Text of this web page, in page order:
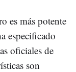
es más potente
especificado
oficiales de
son